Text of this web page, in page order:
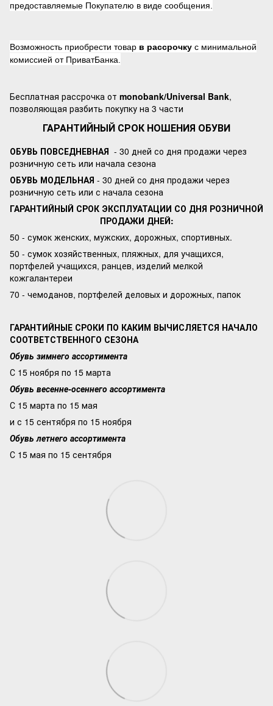
предоставляемые Покупателю в виде сообщения.
Возможность приобрести товар в рассрочку с минимальной
комиссией от ПриватБанка.
Бесплатная рассрочка от monobank/Universal Bank,
позволяющая разбить покупку на 3 части
ГАРАНТИЙНЫЙ СРОК НОШЕНИЯ ОБУВИ
ОБУВЬ ПОВСЕДНЕВНАЯ - 30 дней со дня продажи через
розничную сеть или начала сезона
ОБУВЬ МОДЕЛЬНАЯ - 30 дней со дня продажи через
розничную сеть или с начала сезона
ГАРАНТИЙНЫЙ СРОК ЭКСПЛУАТАЦИИ СО ДНЯ РОЗНИЧНОЙ
ПРОДАЖИ ДНЕЙ:
50 - сумок женских, мужских, дорожных, спортивных.
50 - сумок хозяйственных, пляжных, для учащихся,
портфелей учащихся, ранцев, изделий мелкой
кожгалантереи
70 - чемоданов, портфелей деловых и дорожных, папок
ГАРАНТИЙНЫЕ СРОКИ ПО КАКИМ ВЫЧИСЛЯЕТСЯ НАЧАЛО
СООТВЕТСТВЕННОГО СЕЗОНА
Обувь зимнего ассортимента
С 15 ноября по 15 марта
Обувь весенне-осеннего ассортимента
С 15 марта по 15 мая
и с 15 сентября по 15 ноября
Обувь летнего ассортимента
С 15 мая по 15 сентября